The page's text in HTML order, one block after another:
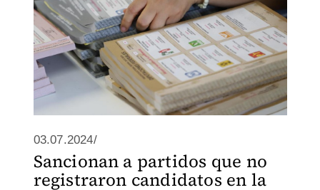
03.07.2024/
Sancionan a partidos que no
registraron candidatos en la